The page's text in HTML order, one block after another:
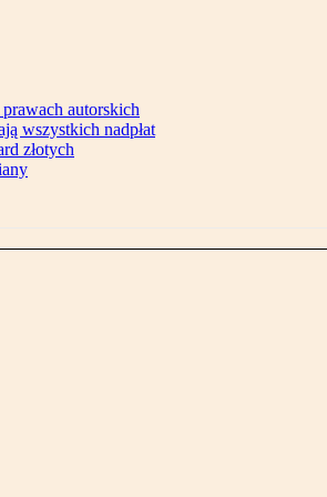
autorskich
wszystkich nadpłat
złotych